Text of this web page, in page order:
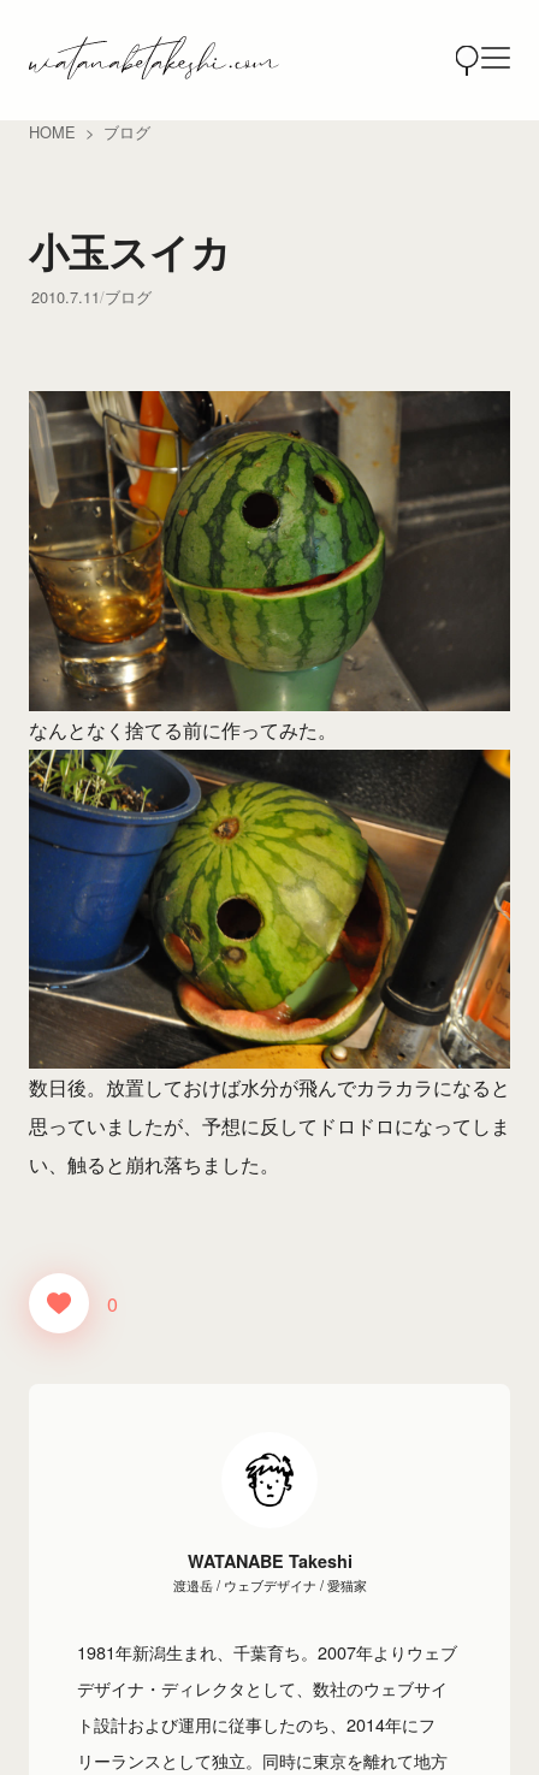
HOME ブログ
小玉スイカ
2010.7.11 ブログ
なんとなく捨てる前に作ってみた。
数日後。放置しておけば水分が飛んでカラカラになると
思っていましたが、予想に反してドロドロになってしま
い、触ると崩れ落ちました。
0
WATANABE Takeshi
渡邉岳 / ウェブデザイナ / 愛猫家
1981年新潟生まれ、千葉育ち。2007年よりウェブ
デザイナ・ディレクタとして、数社のウェブサイ
ト設計および運用に従事したのち、2014年にフ
リーランスとして独立。同時に東京を離れて地方